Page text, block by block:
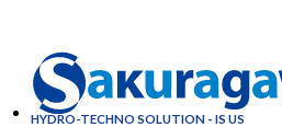
HYDRO-TECHNO SOLUTION - IS US